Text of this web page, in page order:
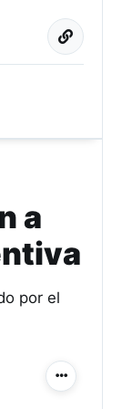
a
por el
Más acciones